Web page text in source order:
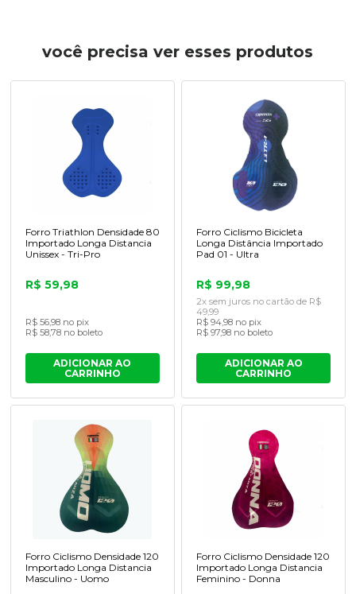
você precisa ver esses produtos
Forro Triathlon Densidade 80
Importado Longa Distancia
Unissex - Tri-Pro
R$ 59,98
R$ 56,98 no pix
R$ 58,78 no boleto
ADICIONAR AO
CARRINHO
Forro Ciclismo Bicicleta
Longa Distância Importado
Pad 01 - Ultra
R$ 99,98
2x sem juros no cartão de R$
49,99
R$ 94,98 no pix
R$ 97,98 no boleto
ADICIONAR AO
CARRINHO
Forro Ciclismo Densidade 120
Importado Longa Distancia
Masculino - Uomo
Forro Ciclismo Densidade 120
Importado Longa Distancia
Feminino - Donna